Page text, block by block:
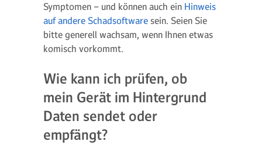
Symptomen – und können auch ein Hinweis
auf andere Schadsoftware sein. Seien Sie
bitte generell wachsam, wenn Ihnen etwas
komisch vorkommt.
Wie kann ich prüfen, ob
mein Gerät im Hintergrund
Daten sendet oder
empfängt?